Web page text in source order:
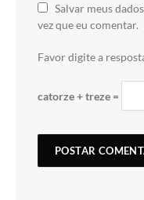
Salvar meus
vez que eu comentar.
Favor digite a
catorze + treze =